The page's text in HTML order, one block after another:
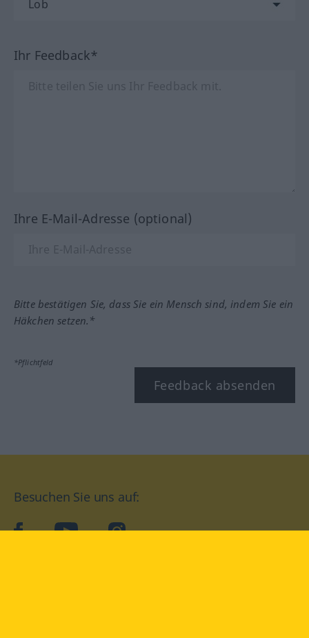
Ihr Feedback*
Ihre E-Mail-Adresse (optional)
Bitte bestätigen Sie, dass Sie ein Mensch sind, indem Sie ein
Häkchen setzen.*
*Pflichtfeld
Feedback absenden
Besuchen Sie uns auf:
facebookYouTube Instagram